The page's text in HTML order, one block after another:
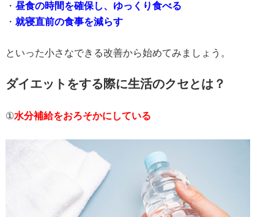
・ 昼食の時間を確保し、ゆっくり食べる
・ 就寝直前の食事を減らす
といった小さなできる改善から始めてみましょう。
ダイエットをする際に生活のクセとは？
①水分補給をおろそかにしている